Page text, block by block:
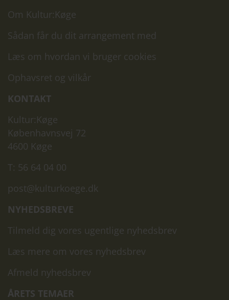
Om Kultur:Køge
Sådan får du dit arrangement med
Læs om hvordan vi bruger cookies
Ophavsret og vilkår
KONTAKT
Kultur:Køge
Københavnsvej 72
4600 Køge
T: 56 64 04 00
post@kulturkoege.dk
NYHEDSBREVE
Tilmeld dig vores ugentlige nyhedsbrev
Læs mere om vores nyhedsbrev
Afmeld nyhedsbrev
ÅRETS TEMAER